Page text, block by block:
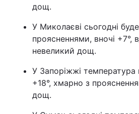
дощ.
У Миколаєві сьогодні
проясненнями, вночі +7°,
невеликий дощ.
У Запоріжжі температура
+18°, хмарно з
дощ.